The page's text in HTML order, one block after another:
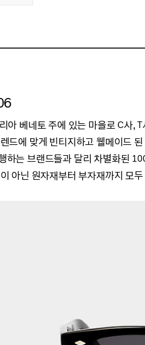
아 베네토 주에 있는 마을로 C사,
드에 맞게 빈티지하고 웰메이드
하는 브랜드들과 달리 차별화된
아닌 원자재부터 부자재까지 모